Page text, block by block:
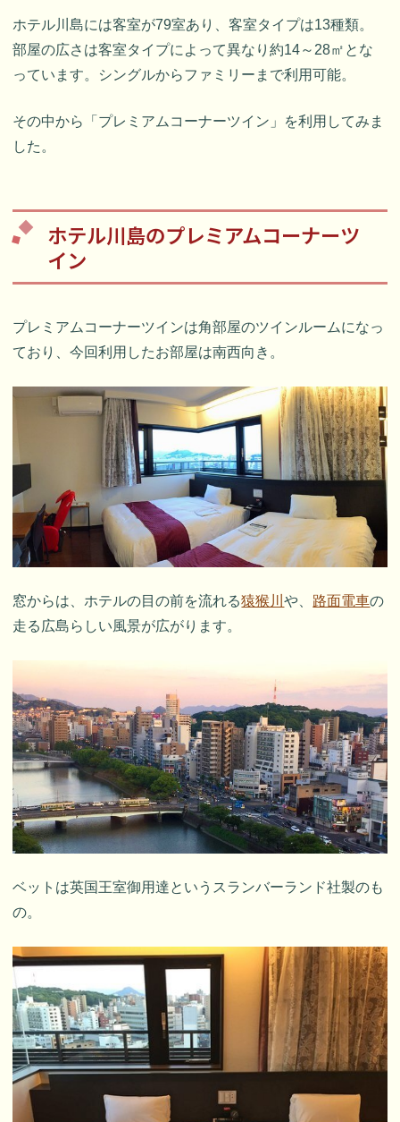
ホテル川島には客室が79室あり、客室タイプは13種類。
部屋の広さは客室タイプによって異なり約14～28㎡とな
っています。シングルからファミリーまで利用可能。
その中から「プレミアムコーナーツイン」を利用してみま
した。
ホテル川島のプレミアムコーナーツ
イン
プレミアムコーナーツインは角部屋のツインルームになっ
ており、今回利用したお部屋は南西向き。
窓からは、ホテルの目の前を流れる猿猴川や、 路面電車の
走る広島らしい風景が広がります。
ベットは英国王室御用達というスランバーランド社製のも
の。